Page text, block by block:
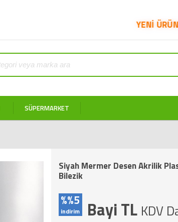
YENİ ÜRÜNLER SATIŞA
SÜPERMARKET
Siyah Mermer Desen Akrilik
Bilezik
%%5
indirim Bayi TL KDV